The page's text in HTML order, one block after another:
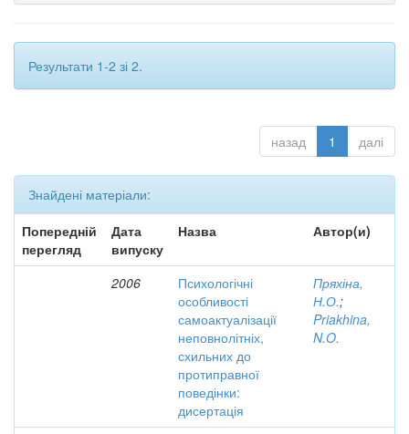
Результати 1-2 зі 2.
назад 1 далі
Знайдені матеріали:
Попередній
перегляд
Дата
випуску
Назва Автор(и)
2006
Психологічні
особливості
самоактуалізації
неповнолітніх,
схильних до
протиправної
поведінки:
дисертація
Пряхіна,
Н.О.;
Priakhina,
N.O.